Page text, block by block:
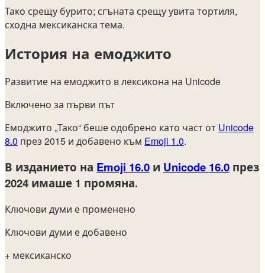
Тако срещу бурито; сгъната срещу увита тортиля,
сходна мексиканска тема.
История на емоджито
Развитие на емоджито в лексикона на Unicode
Включено за първи път
Емоджито „Тако“ беше одобрено като част от Unicode
8.0 през 2015 и добавено към Emoji 1.0.
В изданието на Emoji 16.0 и Unicode 16.0 през
2024 имаше 1 промяна.
Ключови думи е променено
Ключови думи е добавено
+ мексиканско